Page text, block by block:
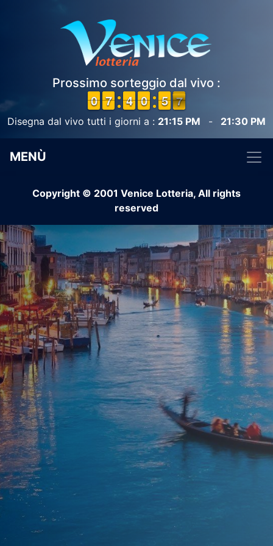
Prossimo sorteggio dal vivo :
9
9
0
0 6
6
7
7 3
3
4
4 1
0
0 0
5
5 7
6
6
Disegna dal vivo tutti i giorni a : 21:15 PM - 21:30 PM
MENÙ
Copyright © 2001 Venice Lotteria, All rights
reserved